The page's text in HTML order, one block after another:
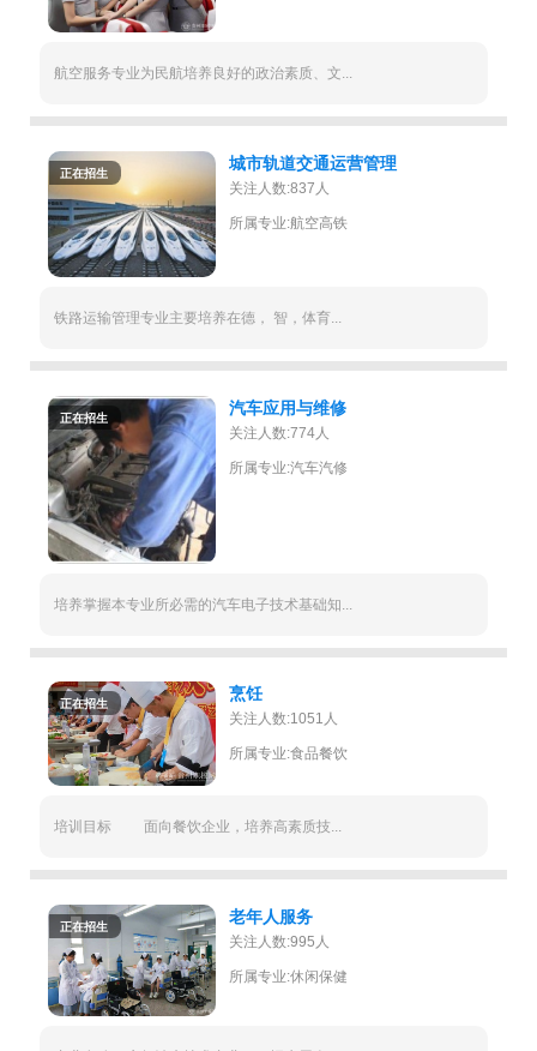
航空服务专业为民航培养良好的政治素质、文...
正在招生
城市轨道交通运营管理
关注人数:837人
所属专业:航空高铁
铁路运输管理专业主要培养在德， 智，体育...
正在招生
汽车应用与维修
关注人数:774人
所属专业:汽车汽修
培养掌握本专业所必需的汽车电子技术基础知...
正在招生
烹饪
关注人数:1051人
所属专业:食品餐饮
培训目标 面向餐饮企业，培养高素质技...
正在招生
老年人服务
关注人数:995人
所属专业:休闲保健